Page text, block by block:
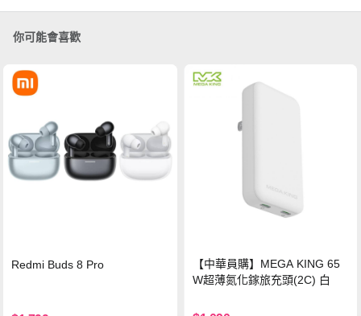
你可能會喜歡
Redmi Buds 8 Pro
【中華員購】MEGA KING 65
W超薄氮化鎵旅充頭(2C) 白